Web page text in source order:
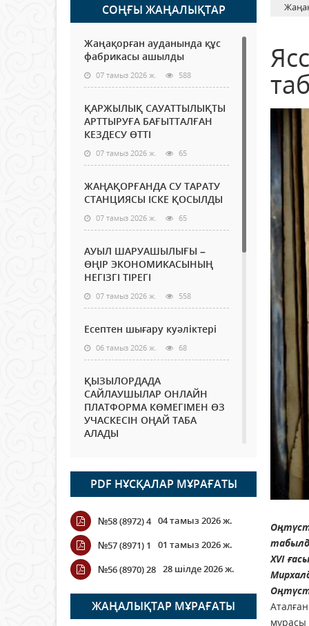
СОҢҒЫ ЖАҢАЛЫҚТАР
Жаңақорған ауданында құс
фабрикасы ашылды
07 тамыз 2026 ж. 588
ҚАРЖЫЛЫҚ САУАТТЫЛЫҚТЫ
АРТТЫРУҒА БАҒЫТТАЛҒАН
КЕЗДЕСУ ӨТТІ
07 тамыз 2026 ж. 65
ЖАҢАҚОРҒАНДА СУ ТАРАТУ
СТАНЦИЯСЫ ІСКЕ ҚОСЫЛДЫ
07 тамыз 2026 ж. 65
АУЫЛ ШАРУАШЫЛЫҒЫ –
ӨҢІР ЭКОНОМИКАСЫНЫҢ
НЕГІЗГІ ТІРЕГІ
07 тамыз 2026 ж. 558
Есептен шығару куәліктері
06 тамыз 2026 ж. 68
ҚЫЗЫЛОРДАДА
САЙЛАУШЫЛАР ОНЛАЙН
ПЛАТФОРМА КӨМЕГІМЕН ӨЗ
УЧАСКЕСІН ОҢАЙ ТАБА
АЛАДЫ
Open Air: Қызылорда
облысы полиция
департаменті 20 мыңнан
астам көрерменнің
қауіпсіздігін қамтамасыз етті
ҚАЛАЙ ӨТЕДІ?
06 тамыз 2026 ж. 257
PDF НҰСҚАЛАР МҰРАҒАТЫ
№58 (8972) 4 04 тамыз 2026 ж.
№57 (8971) 1
01 тамыз 2026 ж.
№56 (8970) 28 28 шілде 2026 ж.
ЖАҢАЛЫҚТАР МҰРАҒАТЫ
ХVІ
мұрасы